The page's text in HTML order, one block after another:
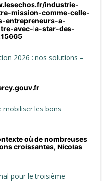
industrie-
mission-comme-celle-
entrepreneurs-a-
avec-la-star-des-
2026 : nos solutions –
mobiliser les bons
où de nombreuses
croissantes, Nicolas
pour le troisième